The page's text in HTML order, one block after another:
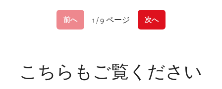
前へ 1 / 9 ページ 次へ
こちらもご覧ください